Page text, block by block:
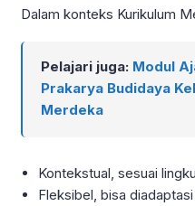
Dalam konteks Kurikulum
Pelajari juga: Modul
Prakarya Budidaya
Merdeka
Kontekstual, sesuai
Fleksibel, bisa